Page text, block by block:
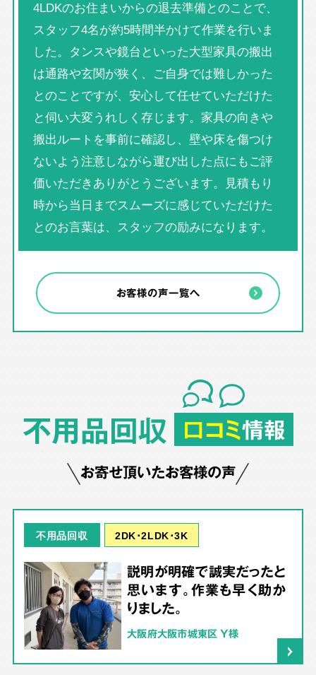
4LDKのお住まいからの退去準備とのことで、
スタッフ4名が約5時間半かけて作業を行いま
した。タンスや鏡台といった大型家具の搬出
は通路や玄関が狭く、ご自身では難しかった
とのことですが、安心して任せていただけた
と伺い大変うれしく存じます。家具の向きや
搬出ルートを事前に確認し、壁や床を傷つけ
ないよう注意しながら運び出した点にもご評
価いただきありがとうございます。見積もり
時から当日までスムーズに感じていただけた
とのお言葉は、スタッフの励みになります。
お客様の声一覧へ
不用品回収 口コミ情報
お寄せ頂いたお客様の声
不用品回収 2DK･2LDK･3K
説明が明確で誠実だったと
思います。作業も早く助か
りました。
大阪府大阪市城東区 Y様